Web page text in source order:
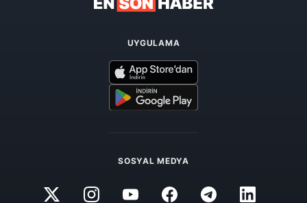
UYGULAMA
SOSYAL MEDYA